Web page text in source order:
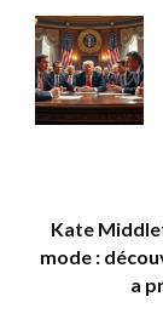
Kate
mode :
a